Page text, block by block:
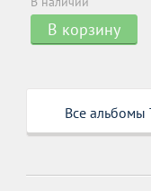
В корзину
Все